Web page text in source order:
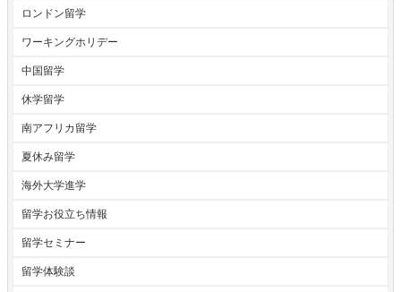
ロンドン留学
ワーキングホリデー
中国留学
休学留学
南アフリカ留学
夏休み留学
海外大学進学
留学お役立ち情報
留学セミナー
留学体験談